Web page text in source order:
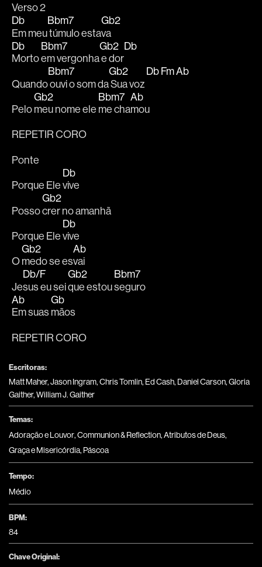
Verso 2
Db
Em meu
Bbm7
túmulo esta
Gb2
va
Db
Morto
Bbm7
em vergonha
Gb2
e dor
Db
Quando
Bbm7
ouvi o som da
Gb2
Sua voz
DbFmAb
Pelo
Gb2
meu nome ele
Bbm7
me cha
Ab
mou
REPETIR CORO
Ponte
Porque Ele
Db
vive
Posso
Gb2
crer no amanhã
Porque Ele
Db
vive
O
Gb2
medo se es
Ab
vai
Je
Db/F
sus eu sei
Gb2
que estou
Bbm7
seguro
Ab
Em suas
Gb
mãos
REPETIR CORO
Escritoras:
Matt Maher, Jason Ingram, Chris Tomlin, Ed Cash, Daniel Carson, Gloria
Gaither, William J. Gaither
Temas:
Adoração e Louvor,Communion & Reflection,Atributos de Deus,
Graça e Misericórdia, Páscoa
Tempo:
Médio
BPM:
84
Chave Original: